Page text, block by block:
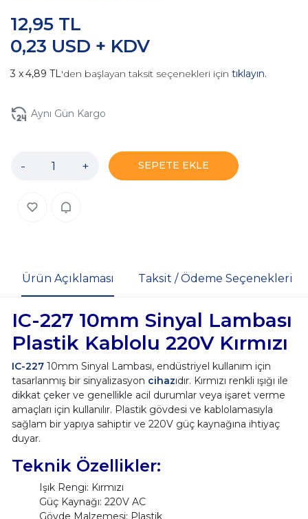
0,23 USD + KDV
12,95 TL
4,89 TL'den başlayan taksit seçenekleri için tıklayın.
Aynı Gün Kargo
- + SEPETE EKLE
Ürün Açıklaması Taksit / Ödeme Seçenekleri
IC-227 10mm Sinyal Lambası
Plastik Kablolu 220V Kırmızı
IC-22710mm Sinyal Lambası, endüstriyel kullanım için
tasarlanmış bir sinyalizasyon cihazıdır. Kırmızı renkli ışığı ile
dikkat çeker ve genellikle acil durumlar veya işaret verme
amaçları için kullanılır. Plastik gövdesi ve kablolamasıyla
sağlam bir yapıya sahiptir ve 220V güç kaynağına ihtiyaç
duyar.
Teknik Özellikler:
Işık Rengi: Kırmızı
Güç Kaynağı: 220V AC
Gövde Malzemesi: Plastik